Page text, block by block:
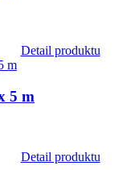
Detail produktu
5 m
Detail produktu